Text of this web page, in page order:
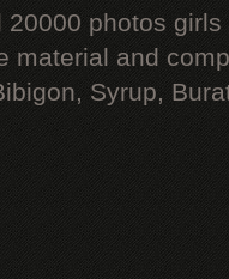
photos
material and
Syrup,